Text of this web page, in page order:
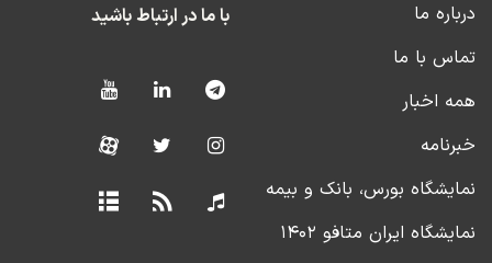
درباره ما
تماس با ما
همه اخبار
خبرنامه
نمایشگاه بورس، بانک و بیمه
نمایشگاه ایران متافو ۱۴۰۲
با ما در ارتباط باشید